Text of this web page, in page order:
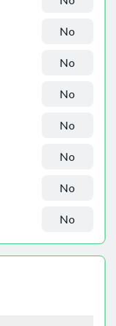
No
No
No
No
No
No
No